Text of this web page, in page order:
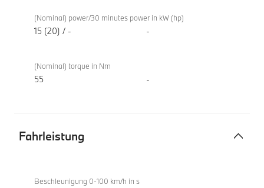
220i
Active
(Nominal) power/30 minutes power in kW (hp)
15 (20) / - -
(Nominal) torque in Nm
55 -
Fahrleistung
220i
Beschleunigung 0-100 km/h in s